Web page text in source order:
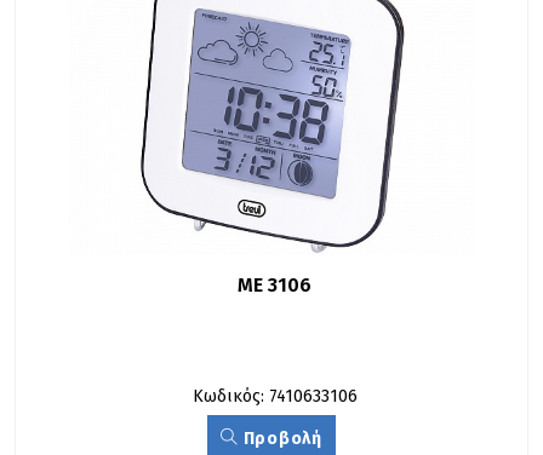
ME 3106
Κωδικός: 7410633106
Προβολή